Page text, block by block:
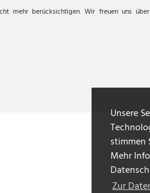
Unsere
stimmen
Mehr
Zur
mehr berücksichtigen. Wir freuen uns